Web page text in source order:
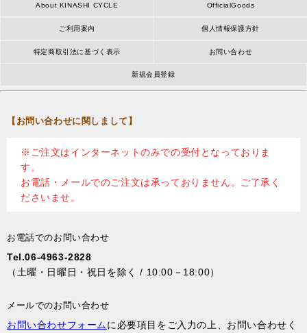
About KINASHI CYCLE OfficialGoods
ご利用案内 個人情報保護方針
特定商取引法に基づく表示 お問い合わせ
新規会員登録
【お問い合わせに関しまして】
※ご注文はインターネットのみでの受付となっておりま
す。
お電話・メールでのご注文は承っておりません。ご了承く
ださいませ。
お電話でのお問い合わせ
Tel.06-4963-2828
（土曜・日曜日・祝日を除く / 10:00－18:00）
メールでのお問い合わせ
お問い合わせフォームに必要項目をご入力の上、お問い合わせく